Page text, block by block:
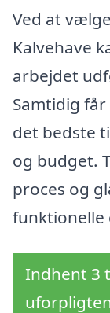
Ved at
Kalvehave
arbejdet
Samtidig
det bedste
og budget.
proces og
funktionelle
Indhent 3